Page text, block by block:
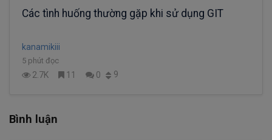
Các tình huống thường gặp khi sử dụng GIT
kanamikiii
5 phút đọc
2.7K 11 0 9
Bình luận